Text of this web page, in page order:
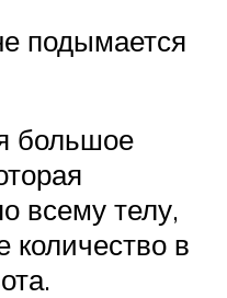
подымается
большое
всему телу,
количество в